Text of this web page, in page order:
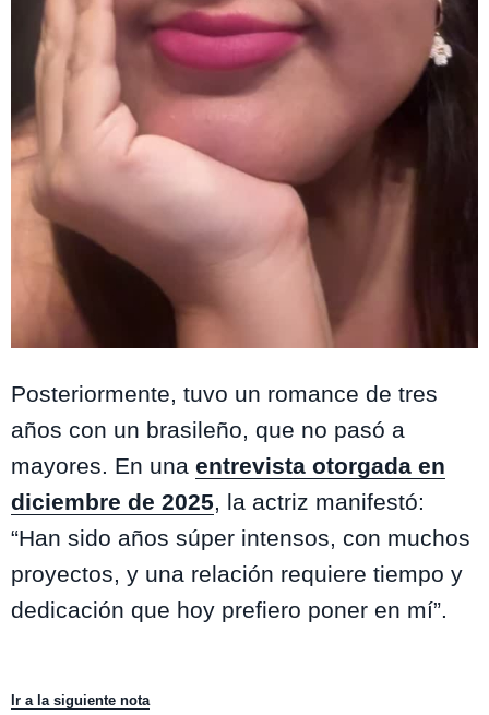
Posteriormente, tuvo un romance de tres
años con un brasileño, que no pasó a
mayores. En una entrevista otorgada en
diciembre de 2025, la actriz manifestó:
“Han sido años súper intensos, con muchos
proyectos, y una relación requiere tiempo y
dedicación que hoy prefiero poner en mí”.
Ir a la siguiente nota